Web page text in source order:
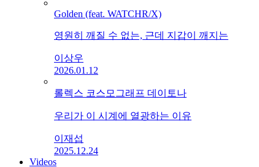
Golden (feat. WATCHR/X)
영원히 깨질 수 없는, 근데 지갑이 깨지는
이상우
2026.01.12
롤렉스 코스모그래프 데이토나
우리가 이 시계에 열광하는 이유
이재섭
2025.12.24
Videos